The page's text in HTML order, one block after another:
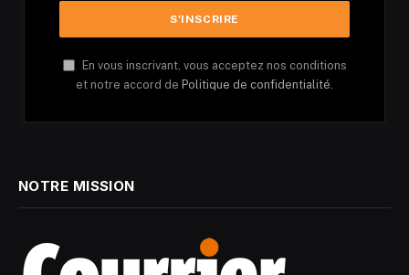
En vous inscrivant, vous acceptez nos conditions
et notre accord de Politique de confidentialité.
NOTRE MISSION